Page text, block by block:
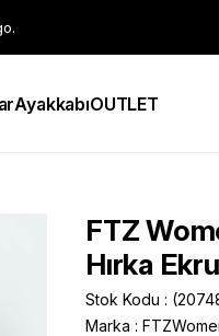
AyakkabıOUTLET
FTZ
Hırka
Stok Kodu
Marka :